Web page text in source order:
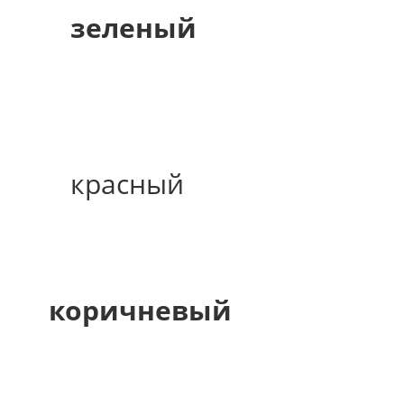
зеленый
красный
коричневый